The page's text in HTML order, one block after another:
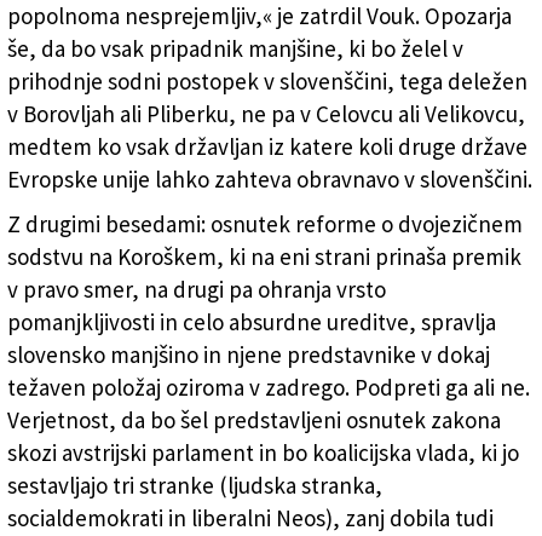
popolnoma nesprejemljiv,« je zatrdil Vouk. Opozarja
še, da bo vsak pripadnik manjšine, ki bo želel v
prihodnje sodni postopek v slovenščini, tega deležen
v Borovljah ali Pliberku, ne pa v Celovcu ali Velikovcu,
medtem ko vsak državljan iz katere koli druge države
Evropske unije lahko zahteva obravnavo v slovenščini.
Z drugimi besedami: osnutek reforme o dvojezičnem
sodstvu na Koroškem, ki na eni strani prinaša premik
v pravo smer, na drugi pa ohranja vrsto
pomanjkljivosti in celo absurdne ureditve, spravlja
slovensko manjšino in njene predstavnike v dokaj
težaven položaj oziroma v zadrego. Podpreti ga ali ne.
Verjetnost, da bo šel predstavljeni osnutek zakona
skozi avstrijski parlament in bo koalicijska vlada, ki jo
sestavljajo tri stranke (ljudska stranka,
socialdemokrati in liberalni Neos), zanj dobila tudi